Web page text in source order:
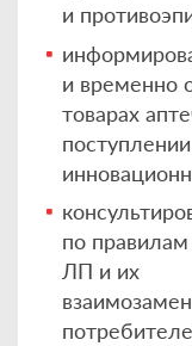
и
и временно
товарах
по
ЛП и их